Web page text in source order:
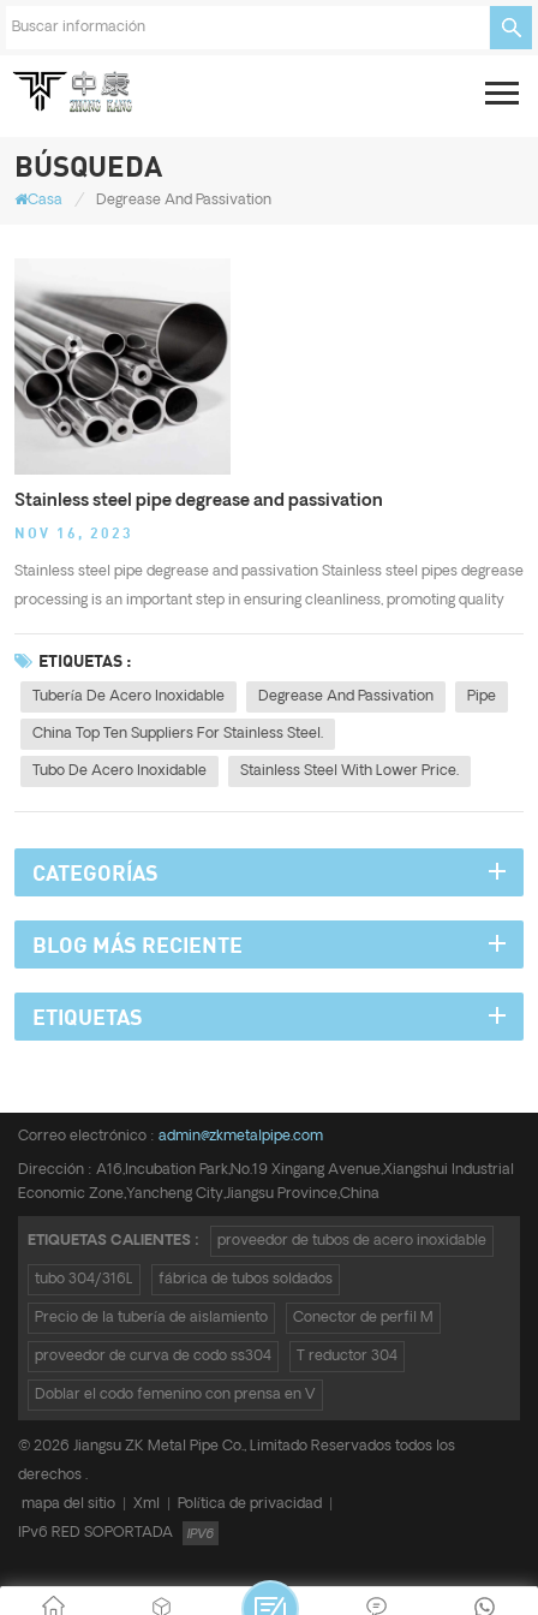
BÚSQUEDA
Casa / Degrease And Passivation
Stainless steel pipe degrease and passivation
NOV 16, 2023
Stainless steel pipe degrease and passivation Stainless steel pipes degrease
processing is an important step in ensuring cleanliness, promoting quality
welds, facilitating coating adhesion, and enhancing the aesthetic appeal of
the finished product. It helps maintain the desirable propert...
ETIQUETAS :
Tubería De Acero Inoxidable Degrease And Passivation Pipe
China Top Ten Suppliers For Stainless Steel.
Tubo De Acero Inoxidable Stainless Steel With Lower Price.
CATEGORÍAS
BLOG MÁS RECIENTE
ETIQUETAS
Correo electrónico : admin@zkmetalpipe.com
Dirección : A16,Incubation Park,No.19 Xingang Avenue,Xiangshui Industrial
Economic Zone,Yancheng City,Jiangsu Province,China
ETIQUETAS CALIENTES : proveedor de tubos de acero inoxidable
tubo 304/316L fábrica de tubos soldados
Precio de la tubería de aislamiento Conector de perfil M
proveedor de curva de codo ss304 T reductor 304
Doblar el codo femenino con prensa en V
© 2026 Jiangsu ZK Metal Pipe Co., Limitado Reservados todos los
derechos .
mapa del sitio
Xml Política de privacidad
IPv6 RED SOPORTADA